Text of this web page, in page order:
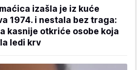
izašla je iz kuće
1974. i nestala bez traga:
kasnije otkriće osobe koja
ledi krv